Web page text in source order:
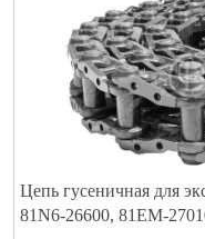
Цепь гусеничная для
81N6-26600, 81EM-